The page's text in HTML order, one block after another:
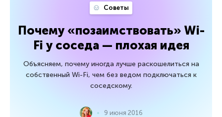
Советы
Почему «позаимствовать» Wi-
Fi у соседа — плохая идея
Объясняем, почему иногда лучше раскошелиться на
собственный Wi-Fi, чем без ведом подключаться к
соседскому.
9 июня 2016